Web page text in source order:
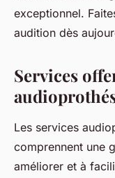
exceptionnel.
audition dès
Services
Les services
comprennent une
améliorer et à